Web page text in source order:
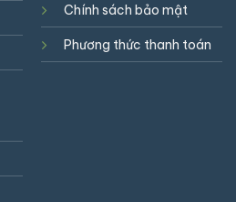
Chính sách bảo mật
Phương thức thanh toán